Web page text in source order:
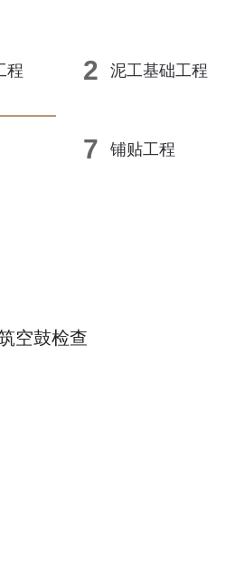
程 2 泥工基础工程
7 铺贴工程
空鼓检查